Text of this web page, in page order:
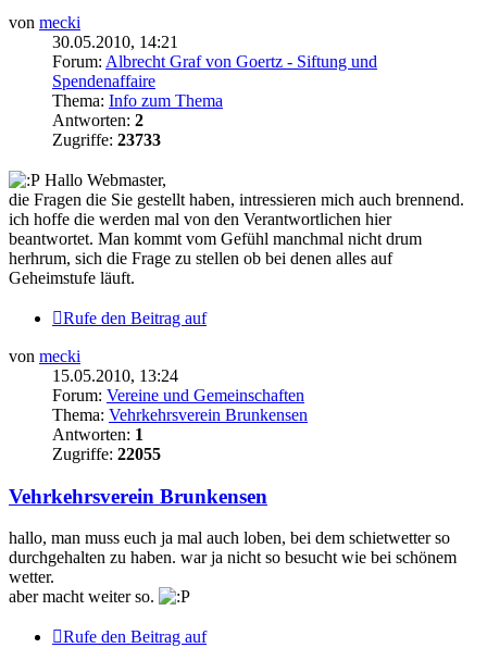
von mecki
30.05.2010, 14:21
Forum: Albrecht Graf von Goertz - Siftung und
Spendenaffaire
Thema: Info zum Thema
Antworten: 2
Zugriffe: 23733
Hallo Webmaster,
die Fragen die Sie gestellt haben, intressieren mich auch brennend.
ich hoffe die werden mal von den Verantwortlichen hier
beantwortet. Man kommt vom Gefühl manchmal nicht drum
herhrum, sich die Frage zu stellen ob bei denen alles auf
Geheimstufe läuft.
Rufe den Beitrag auf
von mecki
15.05.2010, 13:24
Forum: Vereine und Gemeinschaften
Thema: Vehrkehrsverein Brunkensen
Antworten: 1
Zugriffe: 22055
Vehrkehrsverein Brunkensen
hallo, man muss euch ja mal auch loben, bei dem schietwetter so
durchgehalten zu haben. war ja nicht so besucht wie bei schönem
wetter.
aber macht weiter so.
Rufe den Beitrag auf